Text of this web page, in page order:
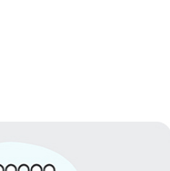
需要稳定跨境连接的企